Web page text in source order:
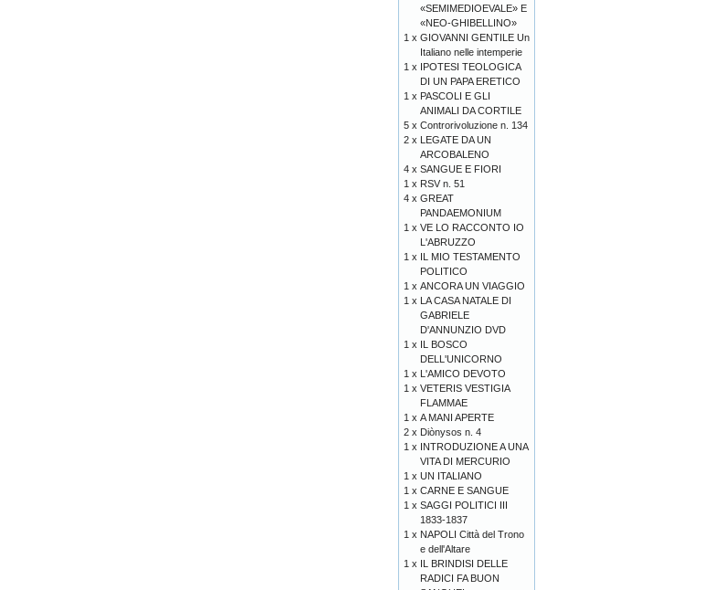
«SEMIMEDIOEVALE» E
«NEO-GHIBELLINO»
1 x GIOVANNI GENTILE Un
Italiano nelle intemperie
1 x IPOTESI TEOLOGICA
DI UN PAPA ERETICO
1 x PASCOLI E GLI
ANIMALI DA CORTILE
5 x Controrivoluzione n. 134
2 x LEGATE DA UN
ARCOBALENO
4 x SANGUE E FIORI
1 x RSV n. 51
4 x GREAT
PANDAEMONIUM
1 x VE LO RACCONTO IO
L'ABRUZZO
1 x IL MIO TESTAMENTO
POLITICO
1 x ANCORA UN VIAGGIO
1 x LA CASA NATALE DI
GABRIELE
D'ANNUNZIO DVD
1 x IL BOSCO
DELL'UNICORNO
1 x L'AMICO DEVOTO
1 x VETERIS VESTIGIA
FLAMMAE
1 x A MANI APERTE
2 x Diònysos n. 4
1 x INTRODUZIONE A UNA
VITA DI MERCURIO
1 x UN ITALIANO
1 x CARNE E SANGUE
1 x SAGGI POLITICI III
1833-1837
1 x NAPOLI Città del Trono
e dell'Altare
1 x IL BRINDISI DELLE
RADICI FA BUON